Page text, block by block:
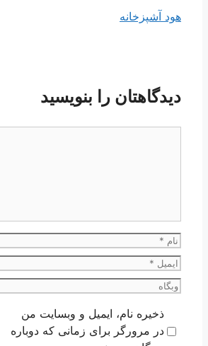
هود آشپزخانه
دیدگاهتان را بنویسید
نام
ایمیل
وبگاه
ذخیره نام، ایمیل و وبسایت من
در مرورگر برای زمانی که دوباره